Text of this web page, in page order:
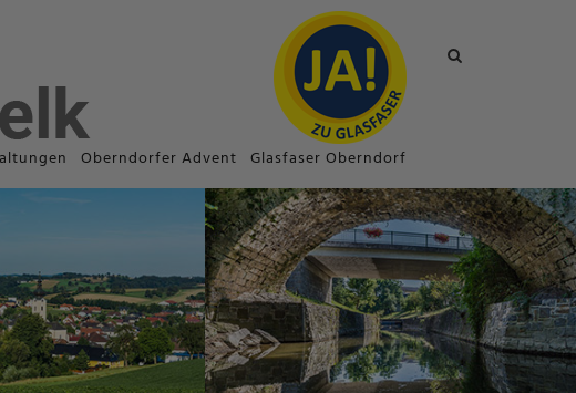
Site
Oberndorfer Advent Glasfaser Oberndorf